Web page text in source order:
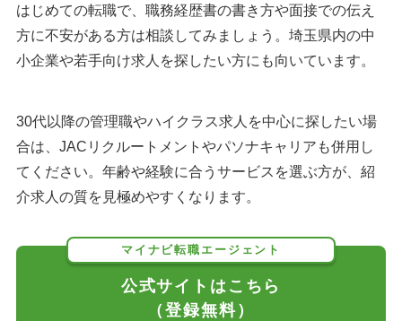
はじめての転職で、職務経歴書の書き方や面接での伝え
方に不安がある方は相談してみましょう。埼玉県内の中
小企業や若手向け求人を探したい方にも向いています。
30代以降の管理職やハイクラス求人を中心に探したい場
合は、JACリクルートメントやパソナキャリアも併用し
てください。年齢や経験に合うサービスを選ぶ方が、紹
介求人の質を見極めやすくなります。
マイナビ転職エージェント
公式サイトはこちら
（登録無料）